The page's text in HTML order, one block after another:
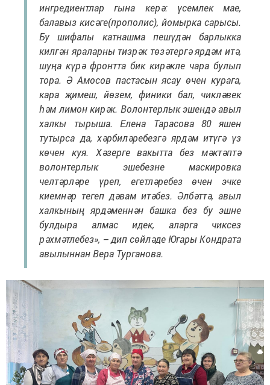
ингредиентлар гына керә: үсемлек мае,
балавыз кисәге(прополис), йомырка сарысы.
Бу шифалы катнашма пешүдән барлыкка
килгән яраларны тизрәк төзәтергә ярдәм итә,
шуңа күрә фронтта бик кирәкле чара булып
тора. Ә Амосов пастасын ясау өчен курага,
кара җимеш, йөзем, финики бал, чикләвек
һәм лимон кирәк. Волонтерлык эшендә авыл
халкы тырыша. Елена Тарасова 80 яшен
тутырса да, хәрбиләребезгә ярдәм итүгә үз
көчен куя. Хәзерге вакытта без мәктәптә
волонтерлык эшебезне маскировка
челтәрләре үреп, егетләребез өчен эчке
киемнәр тегеп дәвам итәбез. Әлбәттә, авыл
халкының ярдәменнән башка без бу эшне
булдыра алмас идек, аларга чиксез
рәхмәтлебез», – дип сөйләде Югары Кондрата
авылыннан Вера Турганова.